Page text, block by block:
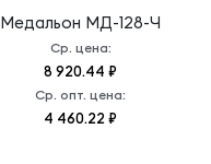
Медальон МД-128-Ч
Ср. цена:
8 920.44 ₽
Ср. опт. цена:
4 460.22 ₽